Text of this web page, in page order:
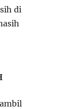
di